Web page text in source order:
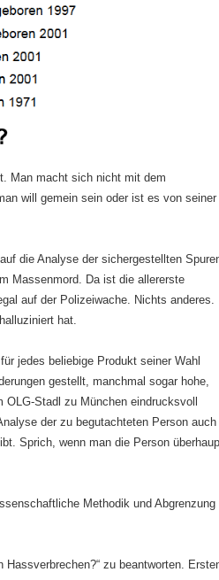
Man macht sich nicht mit dem
will gemein sein oder ist es von seiner
die Analyse der sichergestellten
Massenmord. Da ist die allererste
auf der Polizeiwache. Nichts anderes.
hat.
jedes beliebige Produkt seiner Wahl
gestellt, manchmal sogar hohe,
Stadl zu München eindrucksvoll
der zu begutachteten Person auch
Sprich, wenn man die Person
Methodik und Abgrenzung
zu beantworten.